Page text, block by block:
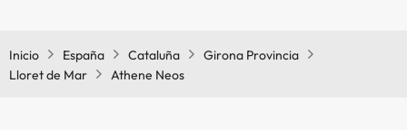
Inicio
España Cataluña
Girona Provincia
Lloret de Mar
Athene Neos